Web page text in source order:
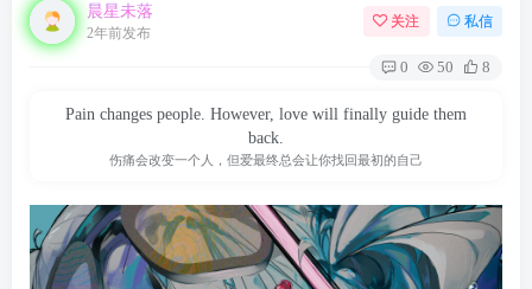
晨星未落
2年前发布
关注 私信
0 50 8
Pain changes people. However, love will finally guide them
back.
伤痛会改变一个人，但爱最终总会让你找回最初的自己